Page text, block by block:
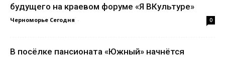
будущего на краевом форуме «Я ВКультуре»
Черноморье Сегодня - 0
В посёлке пансионата «Южный» начнётся